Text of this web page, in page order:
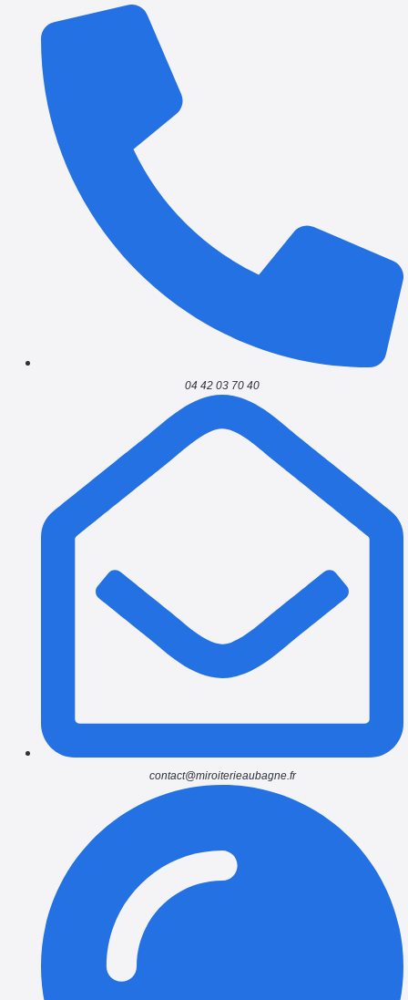
04 42 03 70 40
contact@miroiterieaubagne.fr